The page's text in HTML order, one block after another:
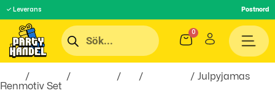
✓ Leverans Postnord
/ / / /
/ Julpyjamas
Renmotiv Set